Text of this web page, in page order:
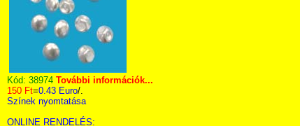
Kód: 38974 További információk...
150 Ft=0.43 Euro/.
Színek nyomtatása
ONLINE RENDELÉS: